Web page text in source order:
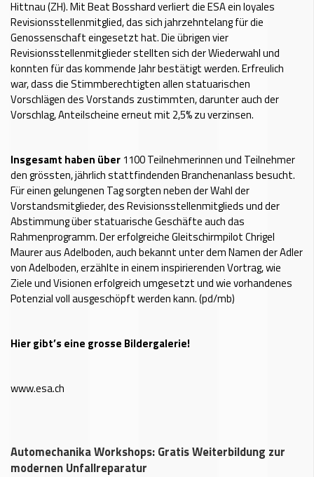
Hittnau (ZH). Mit Beat Bosshard verliert die ESA ein loyales
Revisionsstellenmitglied, das sich jahrzehntelang für die
Genossenschaft eingesetzt hat. Die übrigen vier
Revisionsstellenmitglieder stellten sich der Wiederwahl und
konnten für das kommende Jahr bestätigt werden. Erfreulich
war, dass die Stimmberechtigten allen statuarischen
Vorschlägen des Vorstands zustimmten, darunter auch der
Vorschlag, Anteilscheine erneut mit 2,5% zu verzinsen.
Insgesamt haben über 1100 Teilnehmerinnen und Teilnehmer
den grössten, jährlich stattfindenden Branchenanlass besucht.
Für einen gelungenen Tag sorgten neben der Wahl der
Vorstandsmitglieder, des Revisionsstellenmitglieds und der
Abstimmung über statuarische Geschäfte auch das
Rahmenprogramm. Der erfolgreiche Gleitschirmpilot Chrigel
Maurer aus Adelboden, auch bekannt unter dem Namen der Adler
von Adelboden, erzählte in einem inspirierenden Vortrag, wie
Ziele und Visionen erfolgreich umgesetzt und wie vorhandenes
Potenzial voll ausgeschöpft werden kann. (pd/mb)
Hier gibt’s eine grosse Bildergalerie!
www.esa.ch
Automechanika Workshops: Gratis Weiterbildung zur
modernen Unfallreparatur